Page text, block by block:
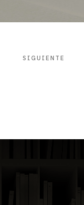
SIGUIENTE